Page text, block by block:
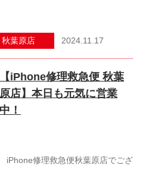
秋葉原店 2024.11.17
【iPhone修理救急便 秋葉
原店】本日も元気に営業
中！
iPhone修理救急便秋葉原店でござ